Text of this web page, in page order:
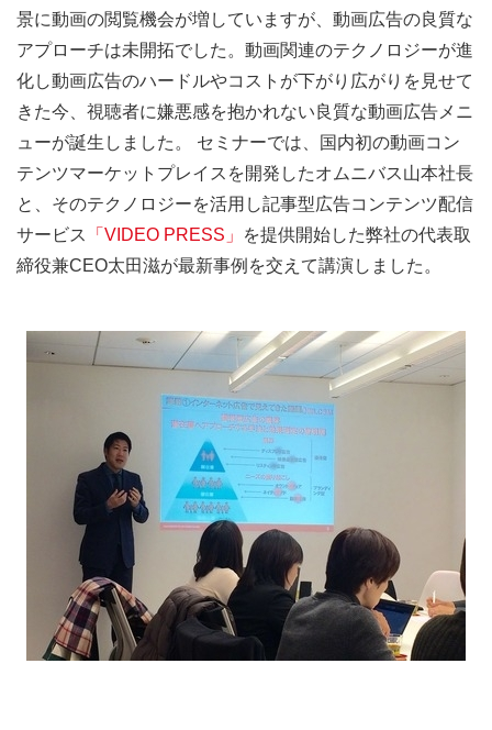
景に動画の閲覧機会が増していますが、動画広告の良質な
アプローチは未開拓でした。動画関連のテクノロジーが進
化し動画広告のハードルやコストが下がり広がりを見せて
きた今、視聴者に嫌悪感を抱かれない良質な動画広告メニ
ューが誕生しました。 セミナーでは、国内初の動画コン
テンツマーケットプレイスを開発したオムニバス山本社長
と、そのテクノロジーを活用し記事型広告コンテンツ配信
サービス
「VIDEO PRESS」
を提供開始した弊社の代表取
締役兼CEO太田滋が最新事例を交えて講演しました。